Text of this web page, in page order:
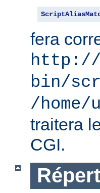
fera
http://
bin/
/
traitera
CGI.